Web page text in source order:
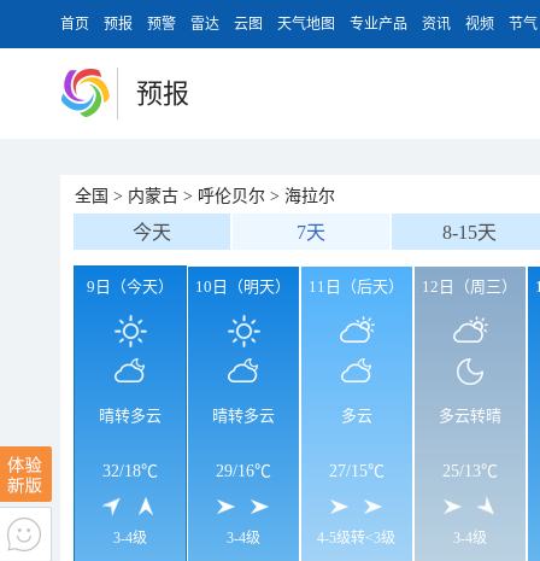
首页 预报 预警 雷达 云图 天气地图 专业产品 资讯 视频 节气
预报
全国 > 内蒙古 > 呼伦贝尔 > 海拉尔
今天 7天 8-15天
9日（今天）
晴转多云
32/18℃
3-4级
10日（明天）
晴转多云
29/16℃
3-4级
11日（后天）
多云
27/15℃
4-5级转<3级
12日（周三）
多云转晴
25/13℃
3-4级